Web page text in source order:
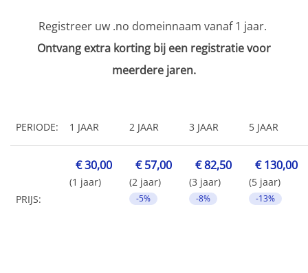
Registreer uw .no domeinnaam vanaf 1 jaar.
Ontvang extra korting bij een registratie voor
meerdere jaren.
PERIODE: 1 JAAR 2 JAAR 3 JAAR 5 JAAR
PRIJS:
€ 30,00
(1 jaar)
€ 57,00
(2 jaar)
-5%
€ 82,50
(3 jaar)
-8%
€ 130,00
(5 jaar)
-13%